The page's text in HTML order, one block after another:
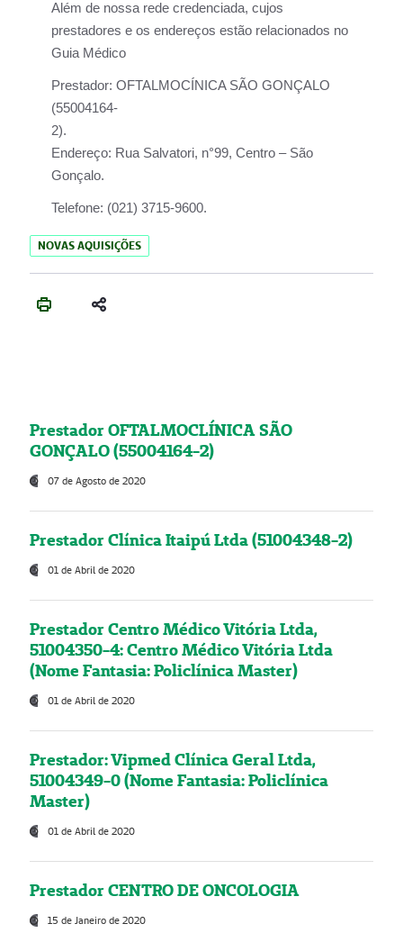
Além de nossa rede credenciada, cujos
prestadores e os endereços estão relacionados no
Guia Médico
Prestador: OFTALMOCÍNICA SÃO GONÇALO
(55004164-
2).
Endereço: Rua Salvatori, n°99, Centro – São
Gonçalo.
Telefone: (021) 3715-9600.
NOVAS AQUISIÇÕES
Prestador OFTALMOCLÍNICA SÃO
GONÇALO (55004164-2)
07 de Agosto de 2020
Prestador Clínica Itaipú Ltda (51004348-2)
01 de Abril de 2020
Prestador Centro Médico Vitória Ltda,
51004350-4: Centro Médico Vitória Ltda
(Nome Fantasia: Policlínica Master)
01 de Abril de 2020
Prestador: Vipmed Clínica Geral Ltda,
51004349-0 (Nome Fantasia: Policlínica
Master)
01 de Abril de 2020
Prestador CENTRO DE ONCOLOGIA
15 de Janeiro de 2020